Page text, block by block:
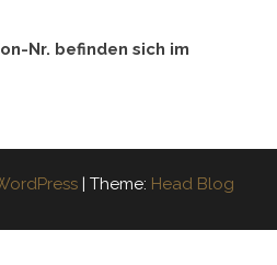
Nr. befinden sich im
| Theme: Head Blog